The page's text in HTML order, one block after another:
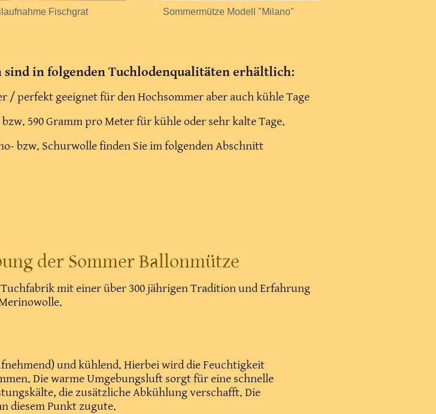
Fischgrat Sommermütze Modell "Milano"
sind in folgenden Tuchlodenqualitäten erhältlich:
/ perfekt geeignet für den Hochsommer aber auch kühle Tage
590 Gramm pro Meter für kühle oder sehr kalte Tage.
bzw. Schurwolle finden Sie im folgenden Abschnitt
mit einer über 300 jährigen Tradition und Erfahrung
und kühlend. Hierbei wird die Feuchtigkeit
Die warme Umgebungsluft sorgt für eine schnelle
die zusätzliche Abkühlung verschafft. Die
diesem Punkt zugute.
der Sommer Ballonmütze